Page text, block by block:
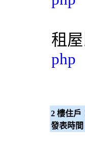
租
php
2 樓住戶
發表時間